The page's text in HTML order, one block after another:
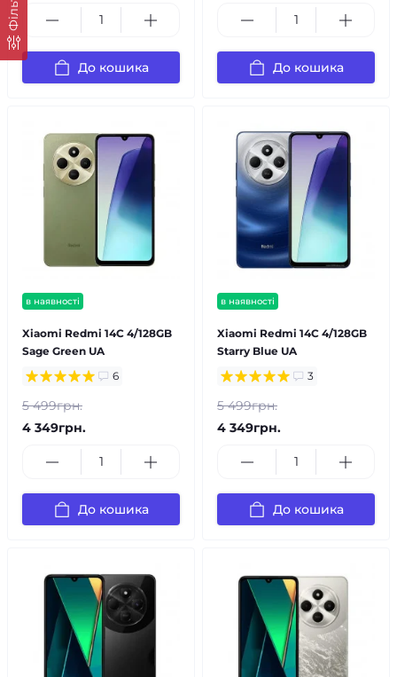
Фільтр
До кошика До кошика
в наявності
Xiaomi Redmi 14C 4/128GB
Sage Green UA
6
5 499грн.
4 349грн.
До кошика
в наявності
Xiaomi Redmi 14C 4/128GB
Starry Blue UA
3
5 499грн.
4 349грн.
До кошика